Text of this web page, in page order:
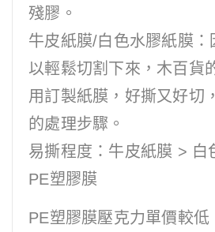
殘膠。
牛皮紙膜/白色水膠紙膜：
以輕鬆切割下來，木百貨
用訂製紙膜，好撕又好切
的處理步驟。
易撕程度：牛皮紙膜 > 白
PE塑膠膜
PE塑膠膜壓克力單價較